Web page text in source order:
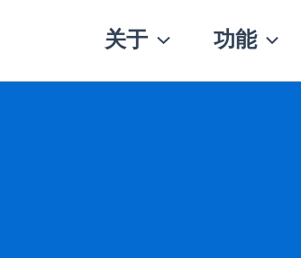
关于 功能